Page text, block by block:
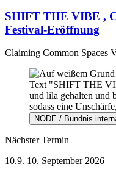
SHIFT THE VIBE ,
Festival-Eröffnung
Claiming Common Spaces
NODE / Bündnis
Nächster Termin
10.9. 10. September 2026